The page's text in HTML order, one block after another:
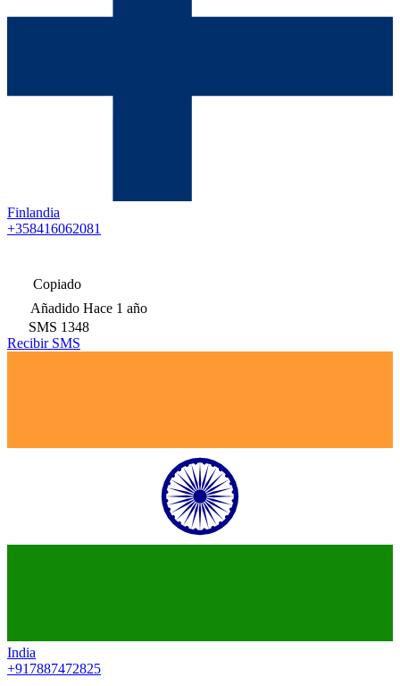
Finlandia
+358416062081
Copiado
Añadido Hace 1 año
SMS 1348
Recibir SMS
India
+917887472825